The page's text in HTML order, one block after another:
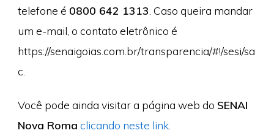
telefone é 0800 642 1313 . Caso queira mandar
um e-mail, o contato eletrônico é
https://senaigoias.com.br/transparencia/#!/sesi/sa
c.
Você pode ainda visitar a página web do SENAI
Nova Roma clicando neste link.